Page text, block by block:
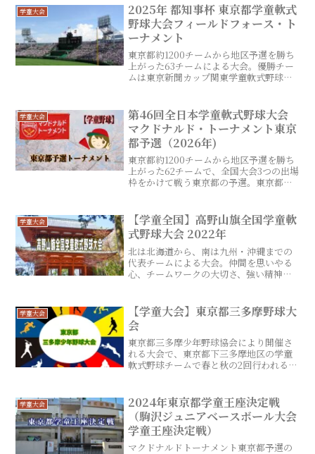
学童大会
2025年 都知事杯 東京都学童軟式
野球大会フィールドフォース・ト
ーナメント
東京都約1200チームから地区予選を勝ち
上がった63チームによる大会。優勝チー
ムは東京新聞カップ関東学童軟式野球大
王座決定戦の出場権を獲得する。
学童大会
第46回全日本学童軟式野球大会
マクドナルド・トーナメント東京
都予選（2026年)
東京都約1200チームから地区予選を勝ち
上がった62チームで、全国大会3つの出場
枠をかけて戦う東京都の予選。東京都の
ームは駒沢ジュニアベースボール大会学
童王座決定戦の出場権を獲得する。
学童大会
【学童全国】高野山旗全国学童軟
式野球大会 2022年
北は北海道から、南は九州・沖縄までの
代表チームによる大会。仲間を思いやる
心、チームワークの大切さ、強い精神力
に、宿坊に宿泊し、小学生球児としての
精神修養やスポーツマンシップの精神を
学ぶ事を目的に開催されている。
学童大会
【学童大会】東京都三多摩野球大
会
東京都三多摩少年野球協会により開催さ
れる大会で、東京都下三多摩地区の学童
軟式野球チームで春と秋の2回行われる。
勝トーナメントへ進出する。
学童大会
2024年東京都学童王座決定戦
（駒沢ジュニアベースボール大会
学童王座決定戦）
マクドナルドトーナメント東京都予選の